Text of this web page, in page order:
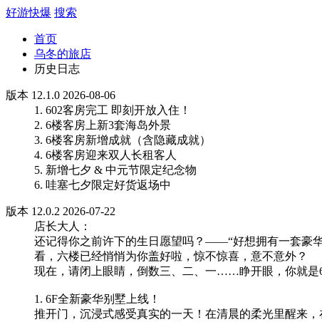
好游快爆 搜索
首页
乌冬的旅店
历史日志
版本 12.1.0 2026-08-06
1. 602客房完工 即刻开放入住！
2. 6楼客房上新3套海岛外景
3. 6楼客房新增成就（含隐藏成就）
4. 6楼客房迎来双人长租客人
5. 新增七夕 & 中元节限定纪念物
6. 哇塞七夕限定好货返场中
版本 12.0.2 2026-07-22
店长大人：
还记得你之前许下的生日愿望吗？——“好想拥有一套豪
看，六楼已经悄悄为你盖好啦，惊不惊喜，意不意外？
现在，请闭上眼睛，倒数三、二、一……睁开眼，你就是
1. 6F全新豪华别墅上线！
推开门，沉浸式感受真实的一天！在清晨的柔光里醒来